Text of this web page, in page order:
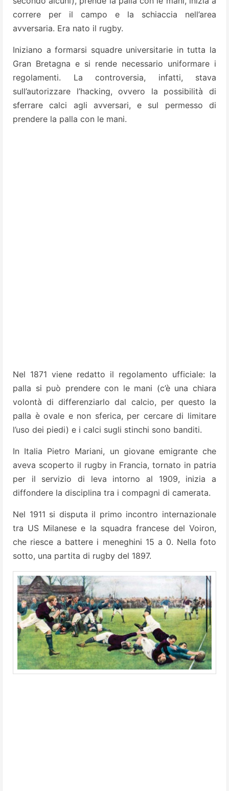
correre per il campo e la schiaccia nell’area
avversaria. Era nato il rugby.
Iniziano a formarsi squadre universitarie in tutta la
Gran Bretagna e si rende necessario uniformare i
regolamenti. La controversia, infatti, stava
sull’autorizzare l’hacking, ovvero la possibilità di
sferrare calci agli avversari, e sul permesso di
prendere la palla con le mani.
Nel 1871 viene redatto il regolamento ufficiale: la
palla si può prendere con le mani (c’è una chiara
volontà di differenziarlo dal calcio, per questo la
palla è ovale e non sferica, per cercare di limitare
l’uso dei piedi) e i calci sugli stinchi sono banditi.
In Italia Pietro Mariani, un giovane emigrante che
aveva scoperto il rugby in Francia, tornato in patria
per il servizio di leva intorno al 1909, inizia a
diffondere la disciplina tra i compagni di camerata.
Nel 1911 si disputa il primo incontro internazionale
tra US Milanese e la squadra francese del Voiron,
che riesce a battere i meneghini 15 a 0. Nella foto
sotto, una partita di rugby del 1897.